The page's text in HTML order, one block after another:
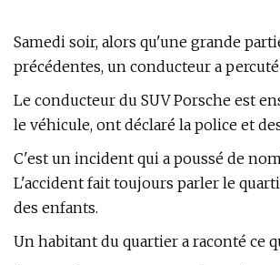
Samedi soir, alors qu'une grande
précédentes, un conducteur a
Le conducteur du SUV Porsche est
le véhicule, ont déclaré la police et
C'est un incident qui a poussé de
L'accident fait toujours parler le
des enfants.
Un habitant du quartier a raconté ce